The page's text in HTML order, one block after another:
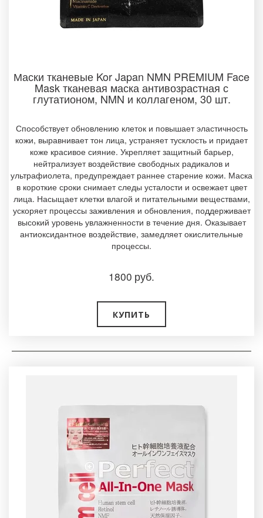
Маски тканевые Kor Japan NMN PREMIUM Face
Mask тканевая маска антивозрастная с
глутатионом, NMN и коллагеном, 30 шт.
Способствует обновлению клеток и повышает эластичность
кожи, выравнивает тон лица, устраняет тусклость и придает
коже красивое сияние. Укрепляет защитный барьер,
нейтрализует воздействие свободных радикалов и
ультрафиолета, предупреждает раннее старение кожи. Маска
в короткие сроки снимает следы усталости и освежает цвет
лица. Насыщает клетки влагой и питательными веществами,
ускоряет процессы заживления и обновления, поддерживает
высокий уровень увлажненности в течение дня. Оказывает
антиоксидантное воздействие, замедляет окислительные
процессы.
1800 руб.
КУПИТЬ